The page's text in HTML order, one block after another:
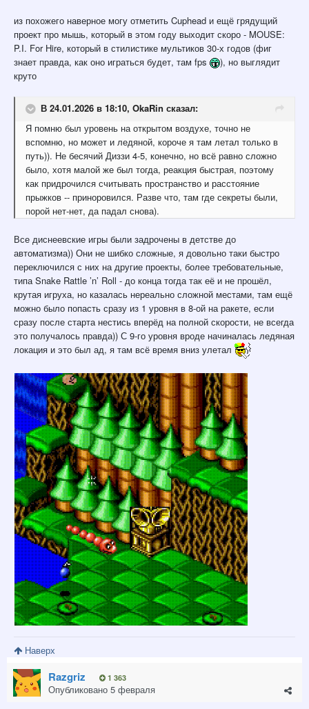
из похожего наверное могу отметить Cuphead и ещё грядущий
проект про мышь, который в этом году выходит скоро - MOUSE:
P.I. For Hire, который в стилистике мультиков 30-х годов (фиг
знает правда, как оно играться будет, там fps
), но выглядит
круто
В 24.01.2026 в 18:10, OkaRin сказал:
Я помню был уровень на открытом воздухе, точно не
вспомню, но может и ледяной, короче я там летал только в
путь)). Не бесячий Диззи 4-5, конечно, но всё равно сложно
было, хотя малой же был тогда, реакция быстрая, поэтому
как придрочился считывать пространство и расстояние
прыжков -- приноровился. Разве что, там где секреты были,
порой нет-нет, да падал снова).
Все диснеевские игры были задрочены в детстве до
автоматизма)) Они не шибко сложные, я довольно таки быстро
переключился с них на другие проекты, более требовательные,
типа Snake Rattle ’n’ Roll - до конца тогда так её и не прошёл,
крутая игруха, но казалась нереально сложной местами, там ещё
можно было попасть сразу из 1 уровня в 8-ой на ракете, если
сразу после старта нестись вперёд на полной скорости, не всегда
это получалось правда)) С 9-го уровня вроде начиналась ледяная
локация и это был ад, я там всё время вниз улетал
Наверх
Razgriz 1 363
Опубликовано 5 февраля